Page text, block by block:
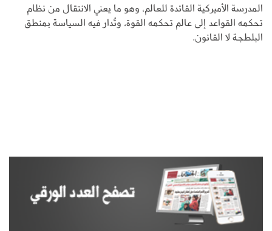
المدرسة الأميركية القائدة للعالم، وهو ما يعني الانتقال من نظام
تحكمه القواعد إلى عالم تحكمه القوة، وتُدار فيه السياسة بمنطق
البلطجة لا القانون.